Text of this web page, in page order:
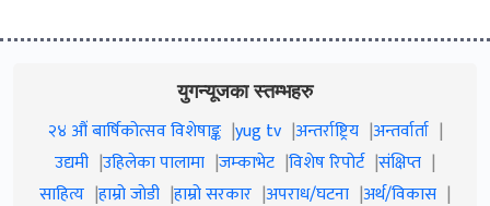
युगन्यूजका स्तम्भहरु
२४ औं बार्षिकोत्सव विशेषाङ्क yug tv अन्तर्राष्ट्रिय अन्तर्वार्ता
उद्यमी उहिलेका पालामा जम्काभेट विशेष रिपोर्ट संक्षिप्त
साहित्य हाम्रो जाेडी हाम्रो सरकार अपराध/घटना अर्थ/विकास